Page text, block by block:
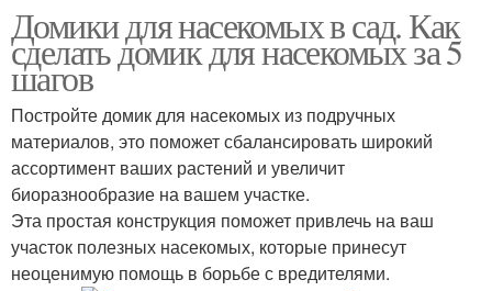
Домики для насекомых в сад. Как
сделать домик для насекомых за 5
шагов
Постройте домик для насекомых из подручных
материалов, это поможет сбалансировать широкий
ассортимент ваших растений и увеличит
биоразнообразие на вашем участке.
Эта простая конструкция поможет привлечь на ваш
участок полезных насекомых, которые принесут
неоценимую помощь в борьбе с вредителями.